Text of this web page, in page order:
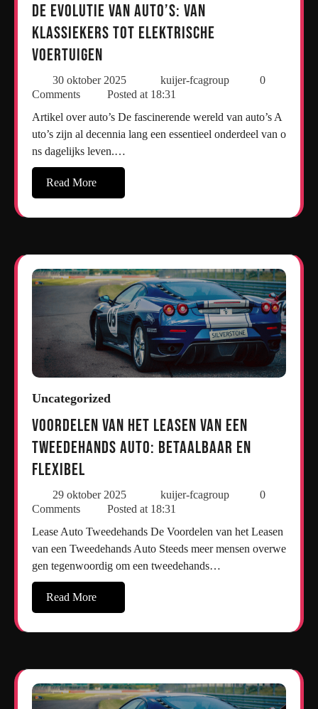
De Evolutie van Auto’s: Van
Klassiekers tot Elektrische
Voertuigen
30 oktober 2025 kuijer-fcagroup
0
Comments
Posted at 18:31
Artikel over auto’s De fascinerende wereld van auto’s A
uto’s zijn al decennia lang een essentieel onderdeel van o
ns dagelijks leven.…
Read More
Uncategorized
Voordelen van het Leasen van een
Tweedehands Auto: Betaalbaar en
Flexibel
29 oktober 2025 kuijer-fcagroup
0
Comments
Posted at 18:31
Lease Auto Tweedehands De Voordelen van het Leasen
van een Tweedehands Auto Steeds meer mensen overwe
gen tegenwoordig om een tweedehands…
Read More